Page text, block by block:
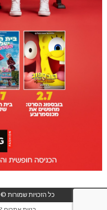
כל הזכויות שמורות © 2017 אמהות מבת-ים